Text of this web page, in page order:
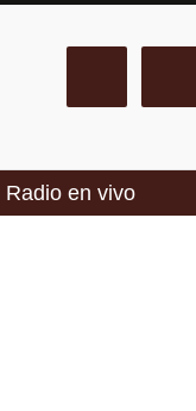
Radio en vivo